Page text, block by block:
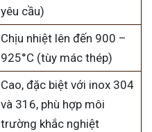
yêu cầu)
Chịu nhiệt lên đến 900 –
925°C (tùy mác thép)
Cao, đặc biệt với inox 304
và 316, phù hợp môi
trường khắc nghiệt